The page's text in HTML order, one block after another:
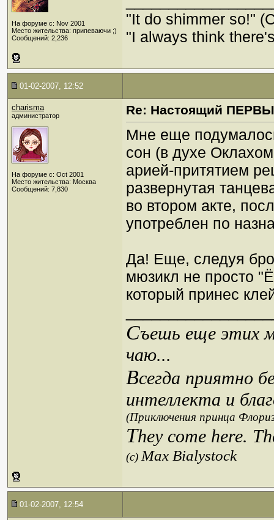
На форуме с: Nov 2001
Место жительства: припеваючи ;)
Сообщений: 2,236
"It do shimmer so!"
"I always think
01-02-2007, 12:52
charisma
администратор
На форуме с: Oct 2001
Место жительства: Москва
Сообщений: 7,830
Re: Настоящий
Мне еще
сон (в духе
арией-притятием
развернутая
во втором акте,
употреблен по
Да! Еще, следуя
мюзикл не просто
который принес
Съешь еще этих
чаю...
Всегда приятно
интеллекта и
(Приключения принца
They come here.
(c)Max Bialystock
01-02-2007, 12:54